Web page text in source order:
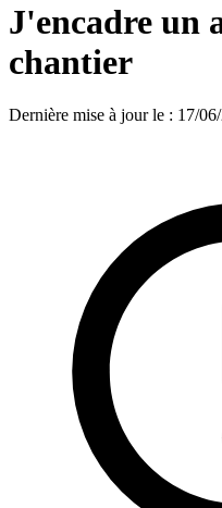
J'encadre un
chantier
Dernière mise à jour le : 17/